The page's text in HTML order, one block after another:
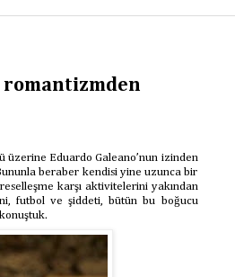
romantizmden
üzerine Eduardo Galeano’nun izinden
beraber kendisi yine uzunca bir
karşı aktivitelerini yakından
futbol ve şiddeti, bütün bu boğucu